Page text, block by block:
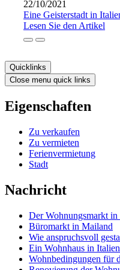
22/10/2021
Eine Geisterstadt in
Lesen Sie den Artikel
Quicklinks
Close menu quick links
Eigenschaften
Zu verkaufen
Zu vermieten
Ferienvermietung
Stadt
Nachricht
Der Wohnungsmarkt
Büromarkt in Mailand
Wie anspruchsvoll
Ein Wohnhaus in
Wohnbedingungen für